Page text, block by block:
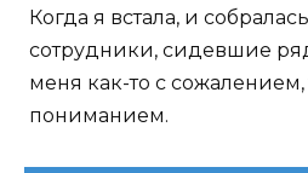
Когда я встала, и
сотрудники, сидевшие
меня как-то с сожалением,
пониманием.